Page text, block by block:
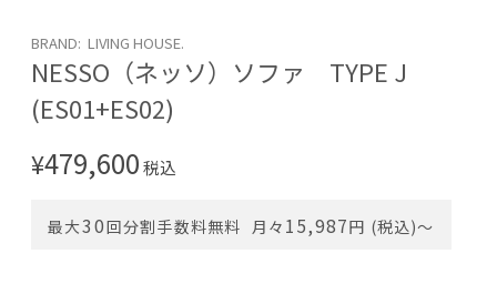
BRAND: LIVING HOUSE.
NESSO（ネッソ）ソファ TYPE J
(ES01+ES02)
¥479,600税込
最大30回分割手数料無料 月々 15,987円 (税込)〜